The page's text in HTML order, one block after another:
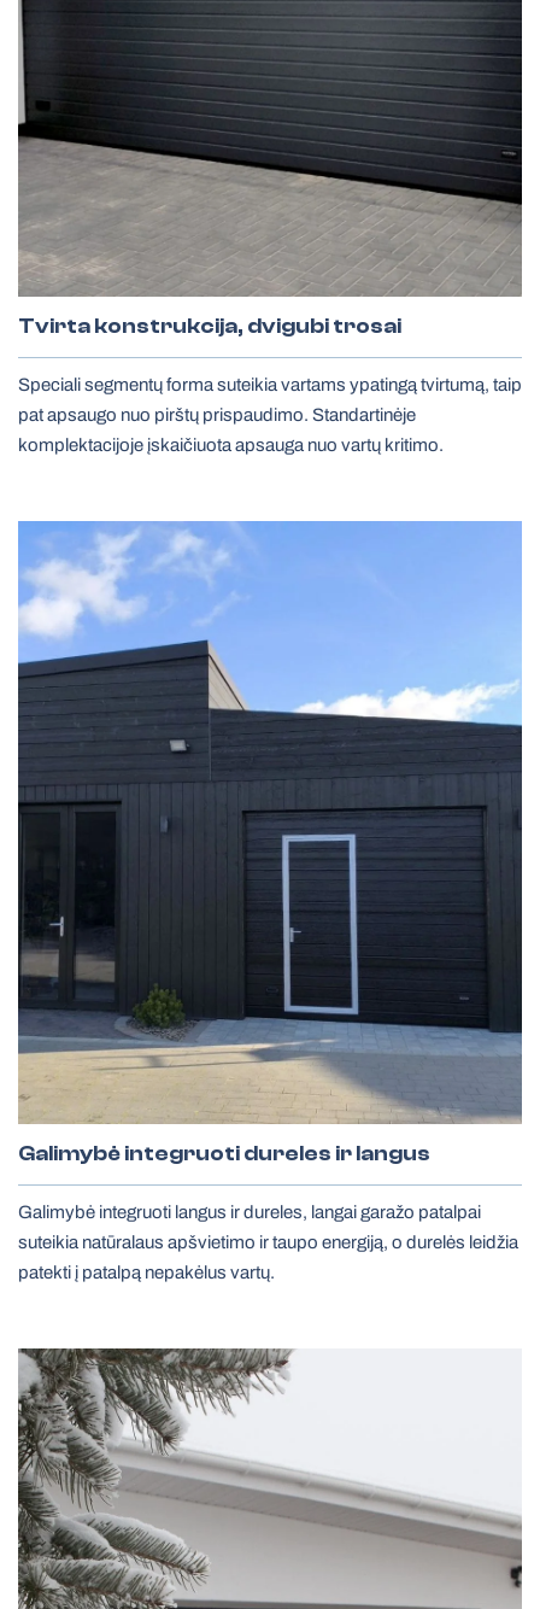
Tvirta konstrukcija, dvigubi trosai
Speciali segmentų forma suteikia vartams ypatingą tvirtumą, taip
pat apsaugo nuo pirštų prispaudimo. Standartinėje
komplektacijoje įskaičiuota apsauga nuo vartų kritimo.
Galimybė integruoti dureles ir langus
Galimybė integruoti langus ir dureles, langai garažo patalpai
suteikia natūralaus apšvietimo ir taupo energiją, o durelės leidžia
patekti į patalpą nepakėlus vartų.